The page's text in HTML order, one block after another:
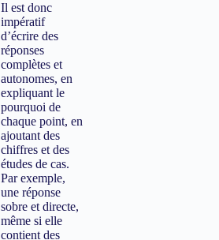
Il est donc
impératif
d’écrire des
réponses
complètes et
autonomes, en
expliquant le
pourquoi de
chaque point, en
ajoutant des
chiffres et des
études de cas.
Par exemple,
une réponse
sobre et directe,
même si elle
contient des